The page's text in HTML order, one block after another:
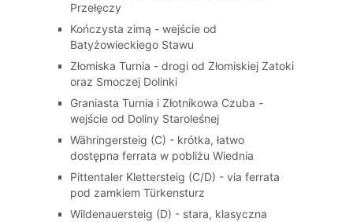
Przełęczy
Kończysta zimą - wejście od
Batyżowieckiego Stawu
Złomiska Turnia - drogi od Złomiskiej Zatoki
oraz Smoczej Dolinki
Graniasta Turnia i Złotnikowa Czuba -
wejście od Doliny Staroleśnej
Währingersteig (C) - krótka, łatwo
dostępna ferrata w pobliżu Wiednia
Pittentaler Klettersteig (C/D) - via ferrata
pod zamkiem Türkensturz
Wildenauersteig (D) - stara, klasyczna